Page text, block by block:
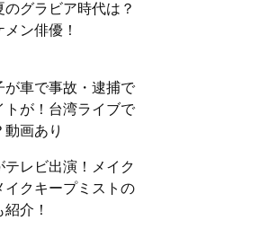
のグラビア時代は？
ン俳優！
が車で事故・逮捕で
トが！台湾ライブで
動画あり
テレビ出演！メイク
イクキープミストの
介！